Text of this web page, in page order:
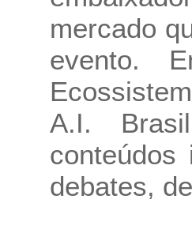
mercado
evento.
A.I.
debates,